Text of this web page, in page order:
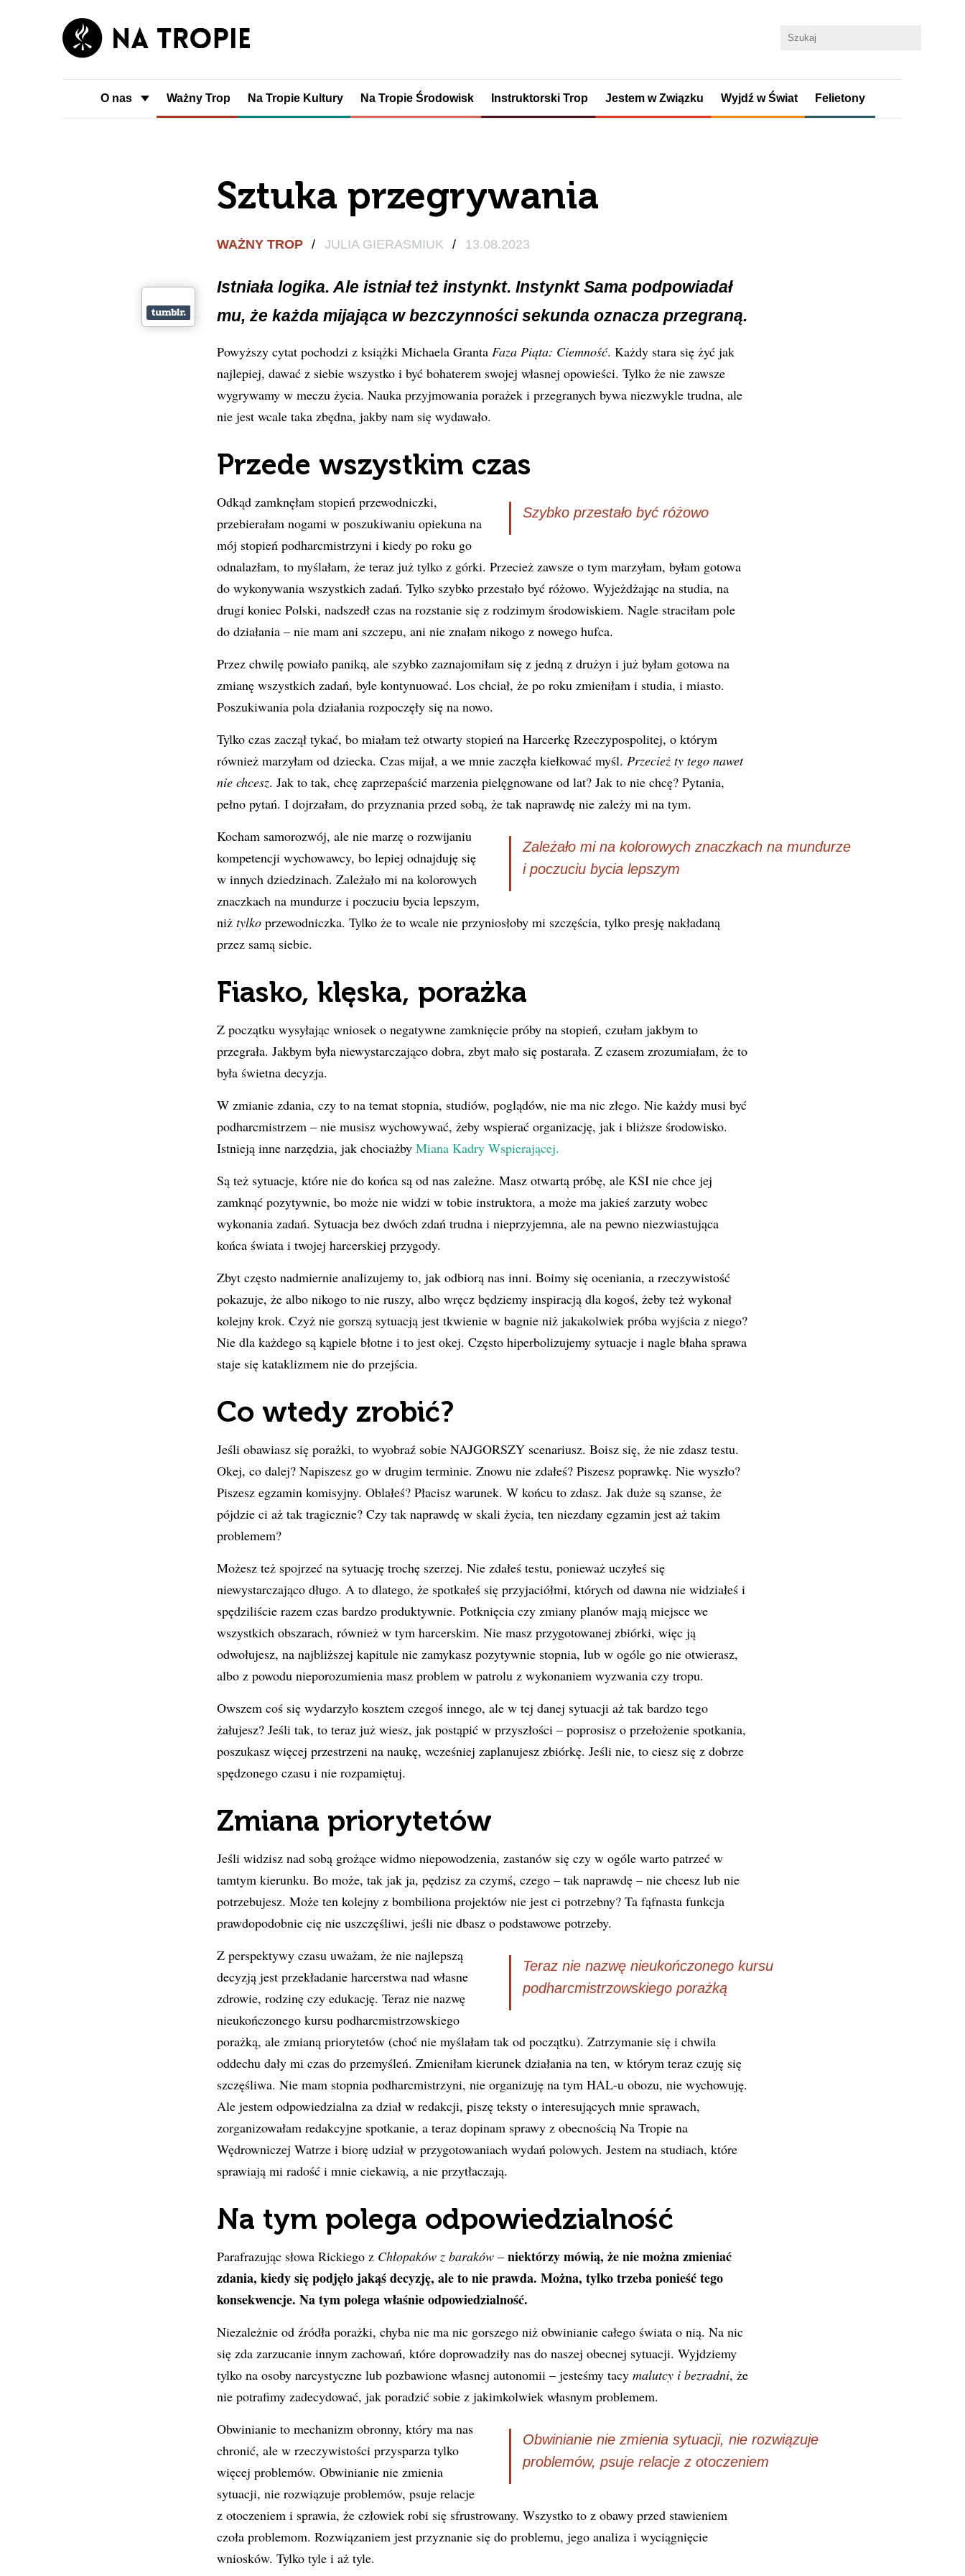
O nas Ważny Trop Na Tropie Kultury Na Tropie Środowisk Instruktorski Trop Jestem w Związku Wyjdź w Świat Felietony
Sztuka przegrywania
WAŻNY TROP / JULIA GIERASMIUK / 13.08.2023
Istniała logika. Ale istniał też instynkt. Instynkt Sama podpowiadał
mu, że każda mijająca w bezczynności sekunda oznacza przegraną.
Powyższy cytat pochodzi z książki Michaela Granta Faza Piąta: Ciemność. Każdy stara się żyć jak
najlepiej, dawać z siebie wszystko i być bohaterem swojej własnej opowieści. Tylko że nie zawsze
wygrywamy w meczu życia. Nauka przyjmowania porażek i przegranych bywa niezwykle trudna, ale
nie jest wcale taka zbędna, jakby nam się wydawało.
Przede wszystkim czas
Szybko przestało być różowo
Odkąd zamknęłam stopień przewodniczki,
przebierałam nogami w poszukiwaniu opiekuna na
mój stopień podharcmistrzyni i kiedy po roku go
odnalazłam, to myślałam, że teraz już tylko z górki. Przecież zawsze o tym marzyłam, byłam gotowa
do wykonywania wszystkich zadań. Tylko szybko przestało być różowo. Wyjeżdżając na studia, na
drugi koniec Polski, nadszedł czas na rozstanie się z rodzimym środowiskiem. Nagle straciłam pole
do działania – nie mam ani szczepu, ani nie znałam nikogo z nowego hufca.
Przez chwilę powiało paniką, ale szybko zaznajomiłam się z jedną z drużyn i już byłam gotowa na
zmianę wszystkich zadań, byle kontynuować. Los chciał, że po roku zmieniłam i studia, i miasto.
Poszukiwania pola działania rozpoczęły się na nowo.
Tylko czas zaczął tykać, bo miałam też otwarty stopień na Harcerkę Rzeczypospolitej, o którym
również marzyłam od dziecka. Czas mijał, a we mnie zaczęła kiełkować myśl. Przecież ty tego nawet
nie chcesz. Jak to tak, chcę zaprzepaścić marzenia pielęgnowane od lat? Jak to nie chcę? Pytania,
pełno pytań. I dojrzałam, do przyznania przed sobą, że tak naprawdę nie zależy mi na tym.
Zależało mi na kolorowych znaczkach na mundurze
i poczuciu bycia lepszym
Kocham samorozwój, ale nie marzę o rozwijaniu
kompetencji wychowawcy, bo lepiej odnajduję się
w innych dziedzinach. Zależało mi na kolorowych
znaczkach na mundurze i poczuciu bycia lepszym,
niż tylkoprzewodniczka. Tylko że to wcale nie przyniosłoby mi szczęścia, tylko presję nakładaną
przez samą siebie.
Fiasko, klęska, porażka
Z początku wysyłając wniosek o negatywne zamknięcie próby na stopień, czułam jakbym to
przegrała. Jakbym była niewystarczająco dobra, zbyt mało się postarała. Z czasem zrozumiałam, że to
była świetna decyzja.
W zmianie zdania, czy to na temat stopnia, studiów, poglądów, nie ma nic złego. Nie każdy musi być
podharcmistrzem – nie musisz wychowywać, żeby wspierać organizację, jak i bliższe środowisko.
Istnieją inne narzędzia, jak chociażby Miana Kadry Wspierającej.
Są też sytuacje, które nie do końca są od nas zależne. Masz otwartą próbę, ale KSI nie chce jej
zamknąć pozytywnie, bo może nie widzi w tobie instruktora, a może ma jakieś zarzuty wobec
wykonania zadań. Sytuacja bez dwóch zdań trudna i nieprzyjemna, ale na pewno niezwiastująca
końca świata i twojej harcerskiej przygody.
Zbyt często nadmiernie analizujemy to, jak odbiorą nas inni. Boimy się oceniania, a rzeczywistość
pokazuje, że albo nikogo to nie ruszy, albo wręcz będziemy inspiracją dla kogoś, żeby też wykonał
kolejny krok. Czyż nie gorszą sytuacją jest tkwienie w bagnie niż jakakolwiek próba wyjścia z niego?
Nie dla każdego są kąpiele błotne i to jest okej. Często hiperbolizujemy sytuacje i nagle błaha sprawa
staje się kataklizmem nie do przejścia.
Co wtedy zrobić?
Jeśli obawiasz się porażki, to wyobraź sobie NAJGORSZY scenariusz. Boisz się, że nie zdasz testu.
Okej, co dalej? Napiszesz go w drugim terminie. Znowu nie zdałeś? Piszesz poprawkę. Nie wyszło?
Piszesz egzamin komisyjny. Oblałeś? Płacisz warunek. W końcu to zdasz. Jak duże są szanse, że
pójdzie ci aż tak tragicznie? Czy tak naprawdę w skali życia, ten niezdany egzamin jest aż takim
problemem?
Możesz też spojrzeć na sytuację trochę szerzej. Nie zdałeś testu, ponieważ uczyłeś się
niewystarczająco długo. A to dlatego, że spotkałeś się przyjaciółmi, których od dawna nie widziałeś i
spędziliście razem czas bardzo produktywnie. Potknięcia czy zmiany planów mają miejsce we
wszystkich obszarach, również w tym harcerskim. Nie masz przygotowanej zbiórki, więc ją
odwołujesz, na najbliższej kapitule nie zamykasz pozytywnie stopnia, lub w ogóle go nie otwierasz,
albo z powodu nieporozumienia masz problem w patrolu z wykonaniem wyzwania czy tropu.
Owszem coś się wydarzyło kosztem czegoś innego, ale w tej danej sytuacji aż tak bardzo tego
żałujesz? Jeśli tak, to teraz już wiesz, jak postąpić w przyszłości – poprosisz o przełożenie spotkania,
poszukasz więcej przestrzeni na naukę, wcześniej zaplanujesz zbiórkę. Jeśli nie, to ciesz się z dobrze
spędzonego czasu i nie rozpamiętuj.
Zmiana priorytetów
Jeśli widzisz nad sobą grożące widmo niepowodzenia, zastanów się czy w ogóle warto patrzeć w
tamtym kierunku. Bo może, tak jak ja, pędzisz za czymś, czego – tak naprawdę – nie chcesz lub nie
potrzebujesz. Może ten kolejny z bombiliona projektów nie jest ci potrzebny? Ta fąfnasta funkcja
prawdopodobnie cię nie uszczęśliwi, jeśli nie dbasz o podstawowe potrzeby.
Teraz nie nazwę nieukończonego kursu
podharcmistrzowskiego porażką
Z perspektywy czasu uważam, że nie najlepszą
decyzją jest przekładanie harcerstwa nad własne
zdrowie, rodzinę czy edukację. Teraz nie nazwę
nieukończonego kursu podharcmistrzowskiego
porażką, ale zmianą priorytetów (choć nie myślałam tak od początku). Zatrzymanie się i chwila
oddechu dały mi czas do przemyśleń. Zmieniłam kierunek działania na ten, w którym teraz czuję się
szczęśliwa. Nie mam stopnia podharcmistrzyni, nie organizuję na tym HAL-u obozu, nie wychowuję.
Ale jestem odpowiedzialna za dział w redakcji, piszę teksty o interesujących mnie sprawach,
zorganizowałam redakcyjne spotkanie, a teraz dopinam sprawy z obecnością Na Tropie na
Wędrowniczej Watrze i biorę udział w przygotowaniach wydań polowych. Jestem na studiach, które
sprawiają mi radość i mnie ciekawią, a nie przytłaczają.
Na tym polega odpowiedzialność
Parafrazując słowa Rickiego z Chłopaków z baraków– niektórzy mówią, że nie można zmieniać
zdania, kiedy się podjęło jakąś decyzję, ale to nie prawda. Można, tylko trzeba ponieść tego
konsekwencje. Na tym polega właśnie odpowiedzialność.
Niezależnie od źródła porażki, chyba nie ma nic gorszego niż obwinianie całego świata o nią. Na nic
się zda zarzucanie innym zachowań, które doprowadziły nas do naszej obecnej sytuacji. Wyjdziemy
tylko na osoby narcystyczne lub pozbawione własnej autonomii – jesteśmy tacy malutcy i bezradni, że
nie potrafimy zadecydować, jak poradzić sobie z jakimkolwiek własnym problemem.
Obwinianie nie zmienia sytuacji, nie rozwiązuje
problemów, psuje relacje z otoczeniem
Obwinianie to mechanizm obronny, który ma nas
chronić, ale w rzeczywistości przysparza tylko
więcej problemów. Obwinianie nie zmienia
sytuacji, nie rozwiązuje problemów, psuje relacje
z otoczeniem i sprawia, że człowiek robi się sfrustrowany. Wszystko to z obawy przed stawieniem
czoła problemom. Rozwiązaniem jest przyznanie się do problemu, jego analiza i wyciągnięcie
wniosków. Tylko tyle i aż tyle.